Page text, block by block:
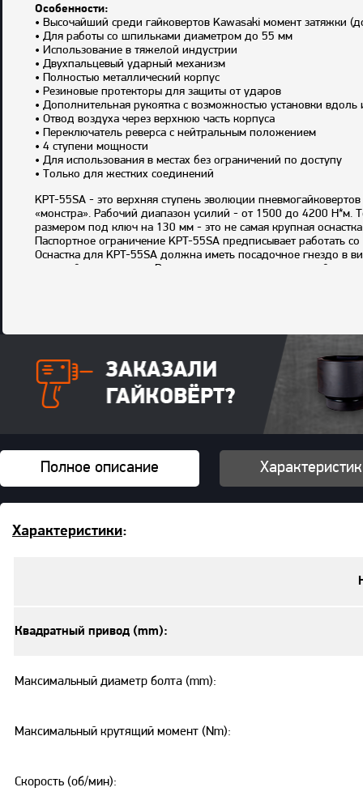
Особенности:
• Высочайший среди гайковертов Kawasaki момент затяжки
• Для работы со шпильками диаметром до 55 мм
• Использование в тяжелой индустрии
• Двухпальцевый ударный механизм
• Полностью металлический корпус
• Резиновые протекторы для защиты от ударов
• Дополнительная рукоятка с возможностью установки вдоль
• Отвод воздуха через верхнюю часть корпуса
• Переключатель реверса с нейтральным положением
• 4 ступени мощности
• Для использования в местах без ограничений по доступу
• Только для жестких соединений
KPT-55SA - это верхняя ступень эволюции
«монстра». Рабочий диапазон усилий - от 1500 до 4200 Н*м.
размером под ключ на 130 мм - это не самая крупная
Паспортное ограничение KPT-55SA предписывает работать
Оснастка для KPT-55SA должна иметь посадочное гнездо в
ударный переходник . В тех случаях, когда доступ к гайке
Модель KPT-55SA подходит для работы только с жесткими
зацеплены за вращающуюся шайбу, которая совершает
тангенциальный удар.
Как вы поняли, KPT-55SA - это специфический гайковерт.
осуществляющих, в числе прочего, капитальный ремонт
использования механизированного инструмента в среднем
стоит значительно меньше, чем гидравлический ключ.
Комплектация: гайковерт, дополнительная рукоятка с
Пальцевое сцепление
Полное описание
Характеристики:
Квадратный привод (mm):
Максимальный диаметр болта (mm):
Максимальный крутящий момент (Nm):
Скорость (об/мин):